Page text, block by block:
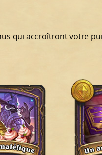
qui accroîtront votre